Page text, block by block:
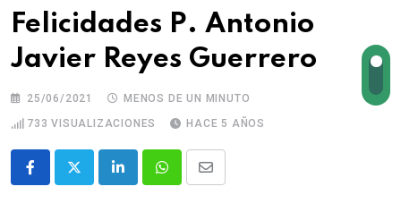
Felicidades P. Antonio
Javier Reyes Guerrero
25/06/2021
MENOS DE UN MINUTO
733 VISUALIZACIONES HACE 5 AÑOS